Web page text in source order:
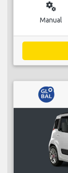
miscellaneous_services
Manual